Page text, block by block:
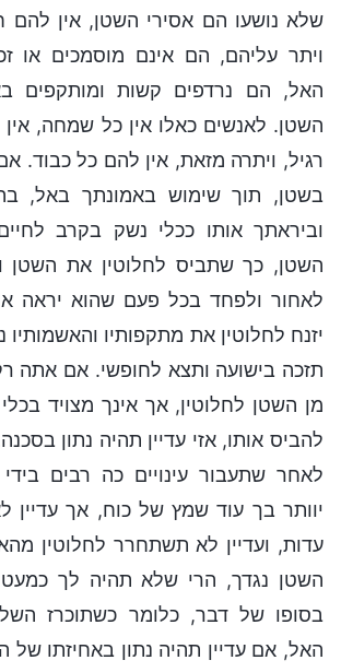
שלא נושעו הם אסירי השטן, אין להם
ויתר עליהם, הם אינם מוסמכים או
האל, הם נרדפים קשות ומותקפים
השטן. לאנשים כאלו אין כל שמחה, אין
רגיל, ויתרה מזאת, אין להם כל כבוד.
בשטן, תוך שימוש באמונתך באל,
וביראתך אותו ככלי נשק בקרב
השטן, כך שתביס לחלוטין את השטן
לאחור ולפחד בכל פעם שהוא יראה
יזנח לחלוטין את מתקפותיו והאשמותיו
תזכה בישועה ותצא לחופשי. אם אתה
מן השטן לחלוטין, אך אינך מצויד
להביס אותו, אזי עדיין תהיה נתון
לאחר שתעבור עינויים כה רבים
יוותר בך עוד שמץ של כוח, אך
עדות, ועדיין לא תשתחרר לחלוטין
השטן נגדך, הרי שלא תהיה לך כמעט
בסופו של דבר, כלומר כשתוכרז
האל, אם עדיין תהיה נתון באחיזתו של